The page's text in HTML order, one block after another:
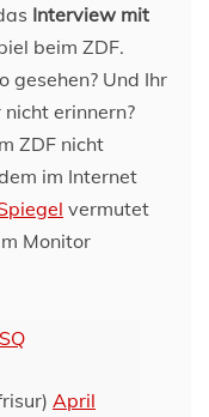
Interview mit
beim ZDF.
gesehen? Und Ihr
erinnern?
ZDF nicht
im Internet
vermutet
Monitor
April